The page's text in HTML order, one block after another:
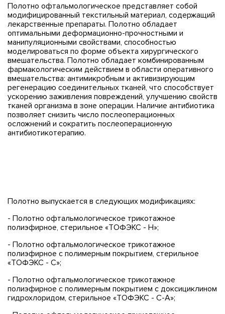
Полотно офтальмологическое представляет собой
модифицированный текстильный материал, содержащий
лекарственные препараты. Полотно обладает
оптимальными деформационно-прочностными и
манипуляционными свойствами, способностью
моделироваться по форме объекта хирургического
вмешательства. Полотно обладает комбинированным
фармакологическим действием в области оперативного
вмешательства: антимикробным и активизирующим
регенерацию соединительных тканей, что способствует
ускорению заживления повреждений, улучшению свойств
тканей организма в зоне операции. Наличие антибиотика
позволяет снизить число послеоперационных
осложнений и сократить послеоперационную
антибиотикотерапию.
Полотно выпускается в следующих модификациях:
- Полотно офтальмологическое трикотажное
полиэфирное, стерильное «ТОФЭКС - Н»;
- Полотно офтальмологическое трикотажное
полиэфирное с полимерным покрытием, стерильное
«ТОФЭКС - С»;
- Полотно офтальмологическое трикотажное
полиэфирное с полимерным покрытием с доксициклином
гидрохлоридом, стерильное «ТОФЭКС - С-А»;